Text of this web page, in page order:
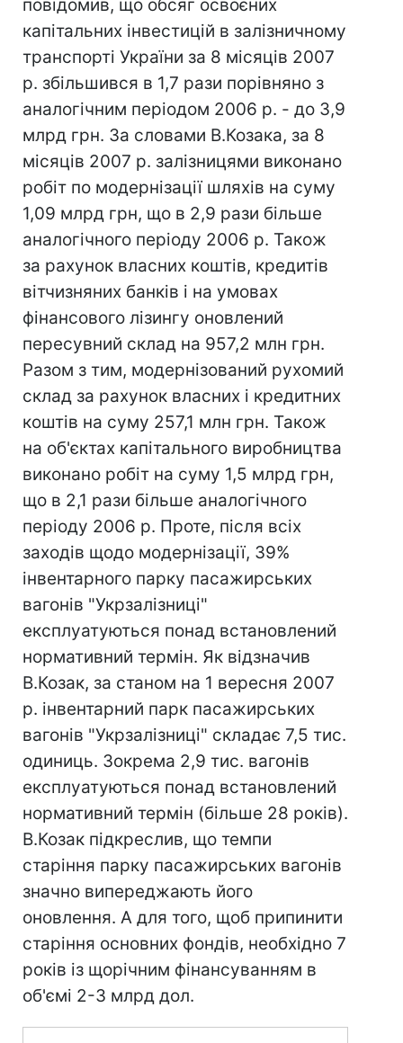
повідомив, що обсяг освоєних
капітальних інвестицій в залізничному
транспорті України за 8 місяців 2007
р. збільшився в 1,7 рази порівняно з
аналогічним періодом 2006 р. - до 3,9
млрд грн. За словами В.Козака, за 8
місяців 2007 р. залізницями виконано
робіт по модернізації шляхів на суму
1,09 млрд грн, що в 2,9 рази більше
аналогічного періоду 2006 р. Також
за рахунок власних коштів, кредитів
вітчизняних банків і на умовах
фінансового лізингу оновлений
пересувний склад на 957,2 млн грн.
Разом з тим, модернізований рухомий
склад за рахунок власних і кредитних
коштів на суму 257,1 млн грн. Також
на об'єктах капітального виробництва
виконано робіт на суму 1,5 млрд грн,
що в 2,1 рази більше аналогічного
періоду 2006 р. Проте, після всіх
заходів щодо модернізації, 39%
інвентарного парку пасажирських
вагонів "Укрзалізниці"
експлуатуються понад встановлений
нормативний термін. Як відзначив
В.Козак, за станом на 1 вересня 2007
р. інвентарний парк пасажирських
вагонів "Укрзалізниці" складає 7,5 тис.
одиниць. Зокрема 2,9 тис. вагонів
експлуатуються понад встановлений
нормативний термін (більше 28 років).
В.Козак підкреслив, що темпи
старіння парку пасажирських вагонів
значно випереджають його
оновлення. А для того, щоб припинити
старіння основних фондів, необхідно 7
років із щорічним фінансуванням в
об'ємі 2-3 млрд дол.